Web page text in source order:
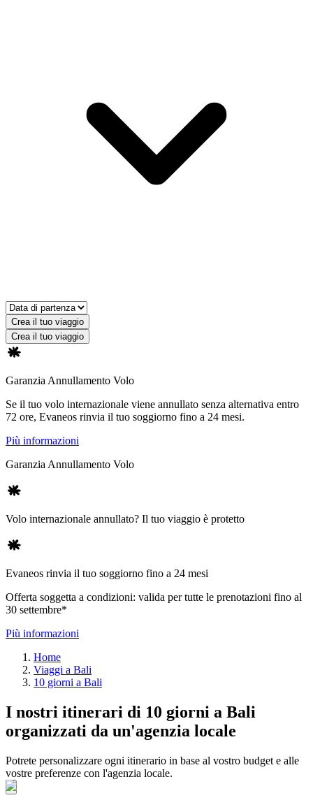
Crea il tuo viaggio
Crea il tuo viaggio
Garanzia Annullamento Volo
Se il tuo volo internazionale viene annullato senza alternativa entro
72 ore, Evaneos rinvia il tuo soggiorno fino a 24 mesi.
Più informazioni
Garanzia Annullamento Volo
Volo internazionale annullato? Il tuo viaggio è protetto
Evaneos rinvia il tuo soggiorno fino a 24 mesi
Offerta soggetta a condizioni: valida per tutte le prenotazioni fino al
30 settembre*
Più informazioni
Home
Viaggi a Bali
10 giorni a Bali
I nostri itinerari di 10 giorni a Bali
organizzati da un'agenzia locale
Potrete personalizzare ogni itinerario in base al vostro budget e alle
vostre preferenze con l'agenzia locale.